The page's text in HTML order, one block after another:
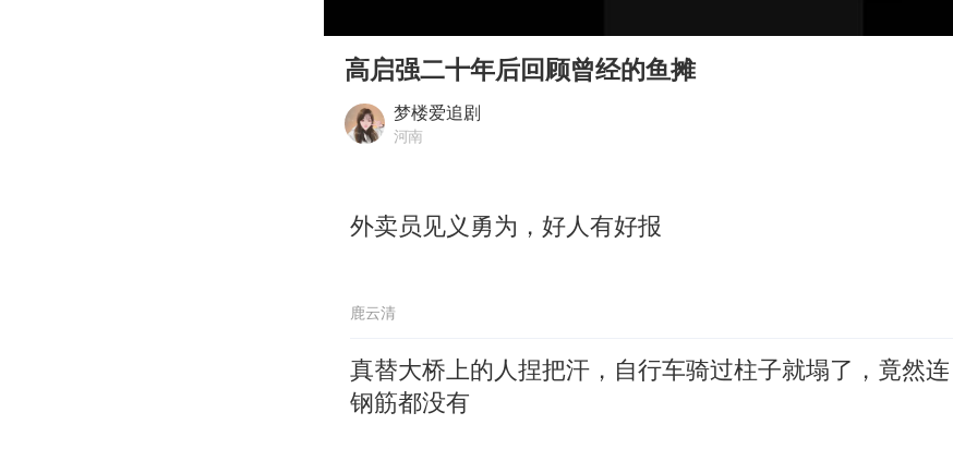
美股存储板块集体大跌
胜宏科技：股票交易异常波动
名创优品回应女子吐槽内裤质量差
高启强二十年后回顾曾经的鱼摊
梦楼爱追剧
河南
外卖员见义勇为，好人有好报
鹿云清
真替大桥上的人捏把汗，自行车骑过柱子就塌了，竟然连
钢筋都没有